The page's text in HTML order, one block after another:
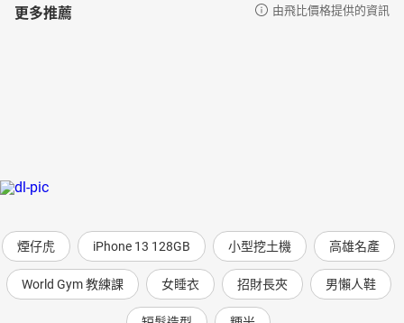
更多推薦 由飛比價格提供的資訊
煙仔虎 iPhone 13 128GB 小型挖土機 高雄名產
World Gym 教練課 女睡衣 招財長夾 男懶人鞋